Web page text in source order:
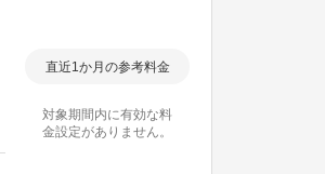
直近1か月の参考料金
対象期間内に有効な料
金設定がありません。